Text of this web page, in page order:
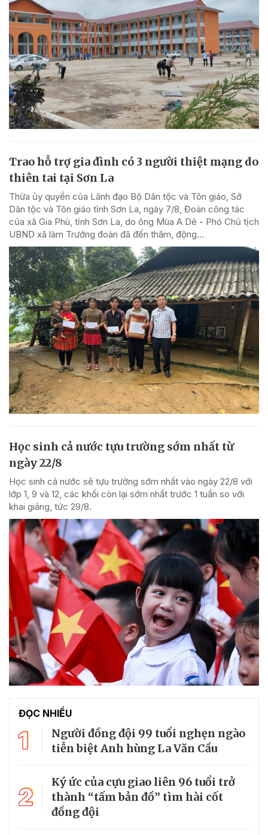
Trao hỗ trợ gia đình có 3 người thiệt mạng do
thiên tai tại Sơn La
Thừa ủy quyền của Lãnh đạo Bộ Dân tộc và Tôn giáo, Sở
Dân tộc và Tôn giáo tỉnh Sơn La, ngày 7/8, Đoàn công tác
của xã Gia Phù, tỉnh Sơn La, do ông Mùa A Dê - Phó Chủ tịch
UBND xã làm Trưởng đoàn đã đến thăm, động...
Học sinh cả nước tựu trường sớm nhất từ
ngày 22/8
Học sinh cả nước sẽ tựu trường sớm nhất vào ngày 22/8 với
lớp 1, 9 và 12, các khối còn lại sớm nhất trước 1 tuần so với
khai giảng, tức 29/8.
ĐỌC NHIỀU
1
Người đồng đội 99 tuổi nghẹn ngào
tiễn biệt Anh hùng La Văn Cầu
2
Ký ức của cựu giao liên 96 tuổi trở
thành “tấm bản đồ” tìm hài cốt
đồng đội